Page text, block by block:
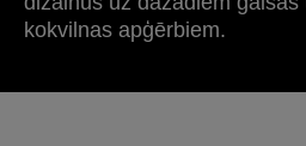
kokvilnas apģērbiem.